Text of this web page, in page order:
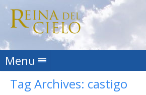
Menu Skip to content
Tag Archives: castigo